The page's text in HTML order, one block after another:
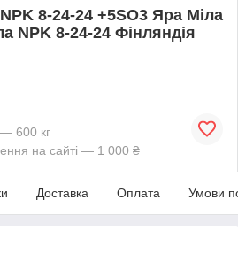
8-24-24 +5SO3 Яра Міла
NPK 8-24-24 Фінляндія
600 кг
на сайті — 1 000 ₴
Доставка Оплата Умови